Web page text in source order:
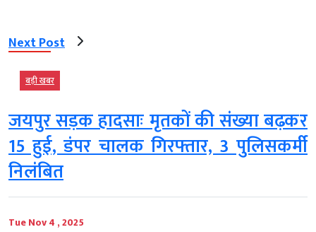
Next Post
बड़ी खबर
जयपुर सड़क हादसाः मृतकों की संख्या बढ़कर
15 हुई, डंपर चालक गिरफ्तार, 3 पुलिसकर्मी
निलंबित
Tue Nov 4 , 2025